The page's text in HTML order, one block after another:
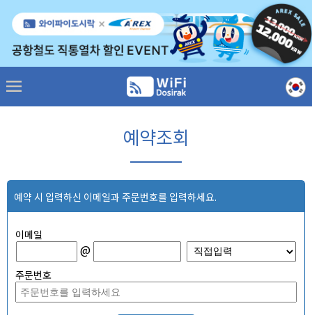
예약조회
예약 시 입력하신 이메일과 주문번호를 입력하세요.
이메일
@
주문번호